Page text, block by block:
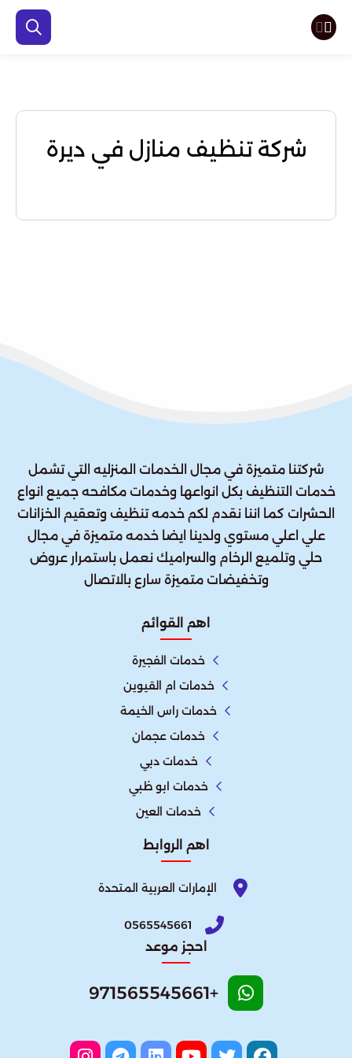
شركة تنظيف منازل في ديرة
شركتنا متميزة في مجال الخدمات المنزليه التي تشمل
خدمات التنظيف بكل انواعها وخدمات مكافحه جميع انواع
الحشرات كما اننا نقدم لكم خدمه تنظيف وتعقيم الخزانات
علي اعلي مستوي ولدينا ايضا خدمه متميزة في مجال
حلي وتلميع الرخام والسراميك نعمل باستمرار عروض
وتخفيضات متميزة سارع بالاتصال
اهم القوائم
خدمات الفجيرة
خدمات ام القيوين
خدمات راس الخيمة
خدمات عجمان
خدمات دبي
خدمات ابو ظبي
خدمات العين
اهم الروابط
الإمارات العربية المتحدة​
0565545661
احجز موعد
+971565545661